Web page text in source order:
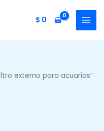
$ 0
externo para acuarios”